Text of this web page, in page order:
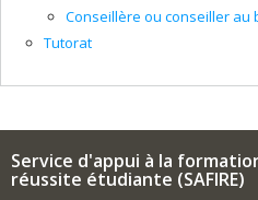
Conseillère ou conseiller au
Tutorat
Service d'appui à la
réussite étudiante (SAFIRE)